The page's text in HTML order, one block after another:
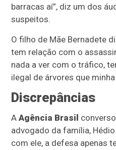
barracas aí”, diz um dos
suspeitos.
O filho de Mãe Bernadete
tem relação com o
nada a ver com o tráfico,
ilegal de árvores que
Discrepâncias
AAgência Brasil
advogado da família,
com ele, a defesa apenas